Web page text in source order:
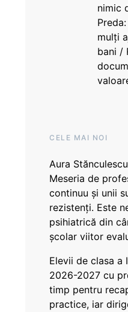
nimic
mulți
bani /
CELE MAI NOI
Aura
Meseria de
continuu și unii
rezistenți. Este
psihiatrică din
școlar viitor
Elevii de clasa a
2026-2027 cu
timp pentru
practice, iar